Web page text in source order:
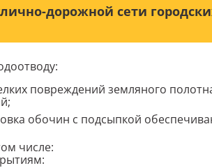
дорожной сети
повреждений земляного
обочин с подсыпкой
числе: